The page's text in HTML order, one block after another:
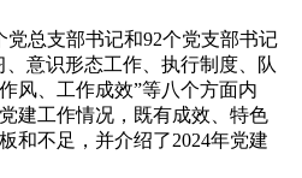
总支部书记和92个党支部书记
、意识形态工作、执行制度、队
风、工作成效”等八个方面内
建工作情况，既有成效、特色
和不足，并介绍了2024年党建